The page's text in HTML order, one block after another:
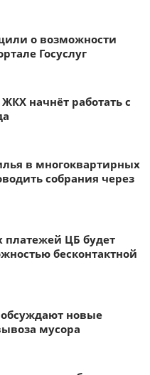
о возможности
Госуслуг
начнёт работать с
в многоквартирных
собрания через
платежей ЦБ будет
бесконтактной
новые
мусора